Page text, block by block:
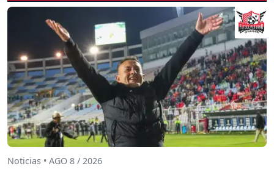
Noticias • AGO 8 / 2026